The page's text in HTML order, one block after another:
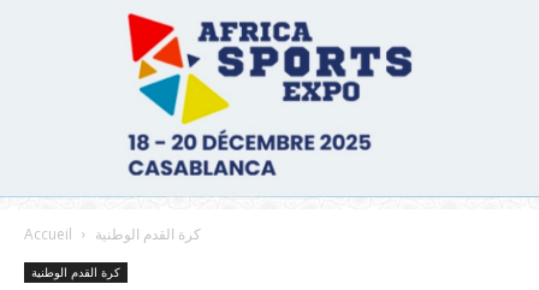
Accueil كرة القدم الوطنية
كرة القدم الوطنية